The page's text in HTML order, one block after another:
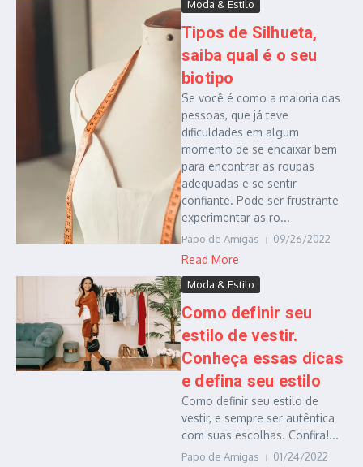
Moda & Estilo
Tipos de Silhueta,
saiba qual é o seu
biotipo
Se você é como a maioria das
pessoas, que já teve
dificuldades em algum
momento de se encaixar bem
para encontrar as roupas
adequadas e se sentir
confiante. Pode ser frustrante
experimentar as ro...
Papo de Amigas 09/26/2022
Read More
Moda & Estilo
Como definir seu
estilo de vestir.
Conheça essas dicas
e defina seu estilo
Como definir seu estilo de
vestir, e sempre ser autêntica
com suas escolhas. Confira!...
Papo de Amigas 01/24/2022